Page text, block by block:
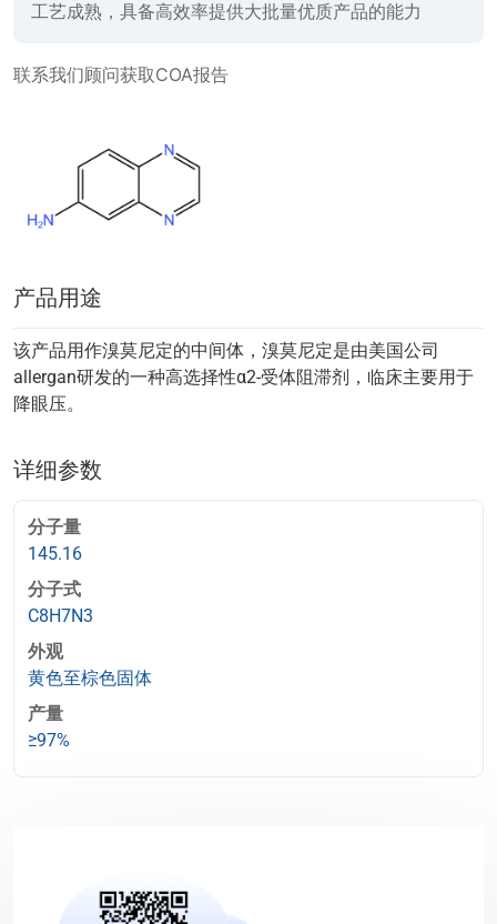
工艺成熟，具备高效率提供大批量优质产品的能力
联系我们顾问获取COA报告
产品用途
该产品用作溴莫尼定的中间体，溴莫尼定是由美国公司
allergan研发的一种高选择性α2-受体阻滞剂，临床主要用于
降眼压。
详细参数
分子量
145.16
分子式
C8H7N3
外观
黄色至棕色固体
产量
≥97%